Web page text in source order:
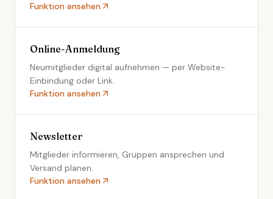
Funktion ansehen
Online-Anmeldung
Neumitglieder digital aufnehmen — per Website-
Einbindung oder Link.
Funktion ansehen
Newsletter
Mitglieder informieren, Gruppen ansprechen und
Versand planen.
Funktion ansehen